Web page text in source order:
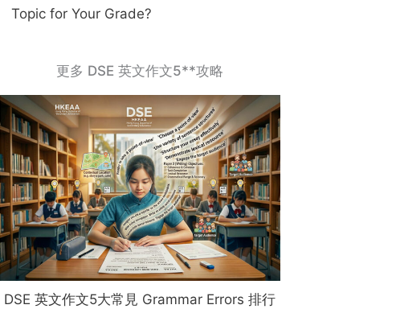
Topic for Your Grade?
更多 DSE 英文作文5**攻略
DSE 英文作文5大常見 Grammar Errors 排行